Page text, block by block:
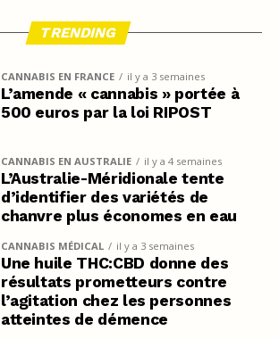
TRENDING
CANNABIS EN FRANCE il y a 3 semaines
L’amende « cannabis » portée à
500 euros par la loi RIPOST
CANNABIS EN AUSTRALIE il y a 4 semaines
L’Australie-Méridionale tente
d’identifier des variétés de
chanvre plus économes en eau
CANNABIS MÉDICAL il y a 3 semaines
Une huile THC:CBD donne des
résultats prometteurs contre
l’agitation chez les personnes
atteintes de démence